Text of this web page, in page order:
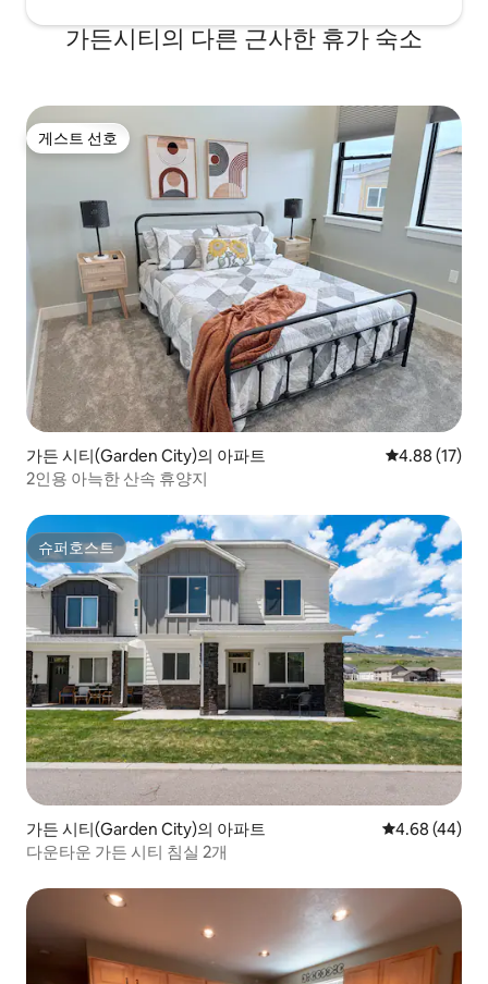
가든시티의 다른 근사한 휴가 숙소
게스트 선호
게스트 선호
가든 시티(Garden City)의 아파트 평점 4.88점
4.88 (17)
2인용 아늑한 산속 휴양지
슈퍼호스트
슈퍼호스트
가든 시티(Garden City)의 아파트 평점 4.68점(5
4.68 (44)
다운타운 가든 시티 침실 2개